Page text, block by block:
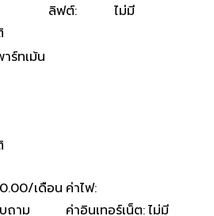
ลิฟต์:
ไม่มี
ร์ทเม้น
เดือน ค่าไฟ:
ถาม ค่าอินเทอร์เน็ต:ไม่มี